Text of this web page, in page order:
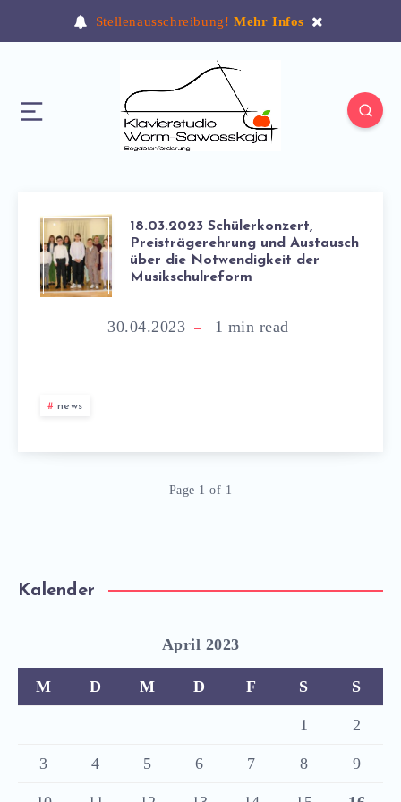
Stellenausschreibung!Mehr Infos
18.03.2023 Schülerkonzert,
Preisträgerehrung und Austausch
über die Notwendigkeit der
Musikschulreform
30.04.2023 1 min read
news
Page 1 of 1
Kalender
April 2023
M D M D F S S
1 2
3 4 5 6 7 8 9